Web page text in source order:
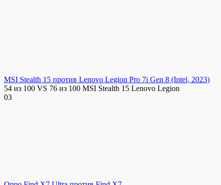
MSI Stealth 15 против Lenovo Legion Pro 7i Gen 8 (Intel, 2023)
54 из 100 VS 76 из 100 MSI Stealth 15 Lenovo Legion
03